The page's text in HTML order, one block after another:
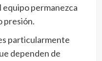
equipo permanezca
presión.
particularmente
dependen de